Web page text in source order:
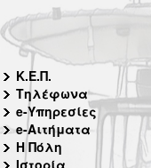
Κ.Ε.Π.
Τηλέφωνα
e-Υπηρεσίες
e-Αιτήματα
Η Πόλη
Ιστορία